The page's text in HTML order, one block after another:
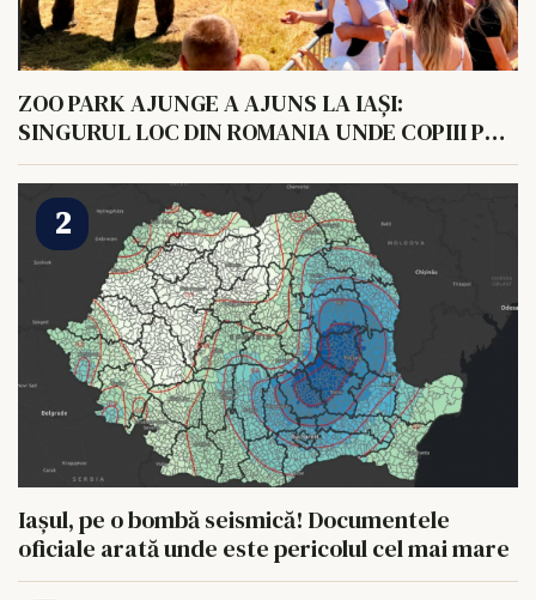
ZOO PARK AJUNGE A AJUNS LA IAȘI:
SINGURUL LOC DIN ROMANIA UNDE COPIII POT
HRANI UN ELEFANT
Iașul, pe o bombă seismică! Documentele
oficiale arată unde este pericolul cel mai mare